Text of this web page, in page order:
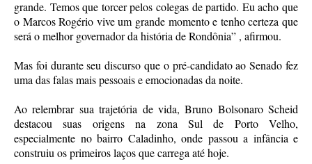
grande. Temos que torcer pelos colegas de partido. Eu acho que
o Marcos Rogério vive um grande momento e tenho certeza que
será o melhor governador da história de Rondônia” , afirmou.
Mas foi durante seu discurso que o pré-candidato ao Senado fez
uma das falas mais pessoais e emocionadas da noite.
Ao relembrar sua trajetória de vida, Bruno Bolsonaro Scheid
destacou suas origens na zona Sul de Porto Velho,
especialmente no bairro Caladinho, onde passou a infância e
construiu os primeiros laços que carrega até hoje.